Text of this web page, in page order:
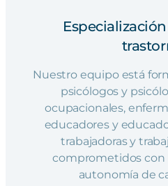
Nuestro equipo está
psicólogos y
ocupacionales,
educadores y
trabajadoras y
comprometidos con
autonomía de